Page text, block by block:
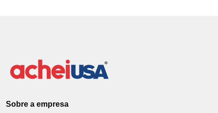
Sobre a empresa